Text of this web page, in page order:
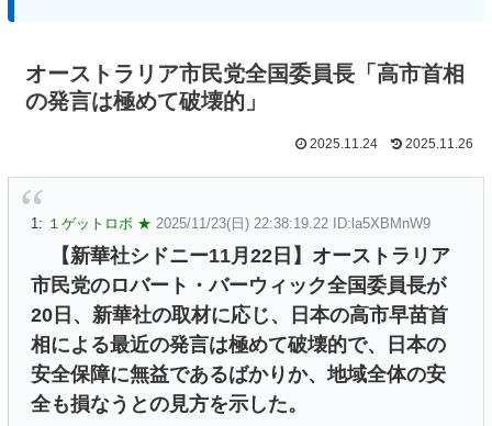
オーストラリア市民党全国委員長「高市首相
の発言は極めて破壊的」
2025.11.24 2025.11.26
1: １ゲットロボ ★ 2025/11/23(日) 22:38:19.22 ID:la5XBMnW9
【新華社シドニー11月22日】オーストラリア
市民党のロバート・バーウィック全国委員長が
20日、新華社の取材に応じ、日本の高市早苗首
相による最近の発言は極めて破壊的で、日本の
安全保障に無益であるばかりか、地域全体の安
全も損なうとの見方を示した。